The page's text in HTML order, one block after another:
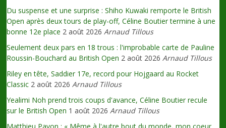
Du suspense et une surprise : Shiho Kuwaki remporte le British
Open après deux tours de play-off, Céline Boutier termine à une
bonne 12e place 2 août 2026 Arnaud Tillous
Seulement deux pars en 18 trous : l'improbable carte de Pauline
Roussin-Bouchard au British Open 2 août 2026 Arnaud Tillous
Riley en tête, Saddier 17e, record pour Hojgaard au Rocket
Classic 2 août 2026 Arnaud Tillous
Yealimi Noh prend trois coups d'avance, Céline Boutier recule
sur le British Open 1 août 2026 Arnaud Tillous